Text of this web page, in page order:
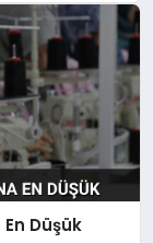
En Düşük